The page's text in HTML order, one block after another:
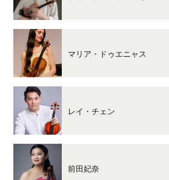
マリア・ドゥエニャス
レイ・チェン
前田妃奈